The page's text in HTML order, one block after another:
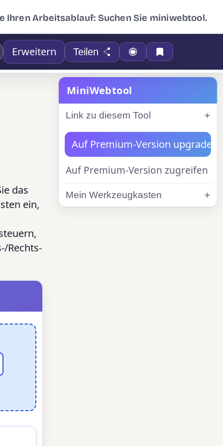
Ihren Arbeitsablauf: Suchen Sie miniwebtool.
Erweitern Teilen
das
ein,
Rechts-
MiniWebtool
Link zu diesem Tool
Auf Premium-Version upgraden
Auf Premium-Version zugreifen
Mein Werkzeugkasten